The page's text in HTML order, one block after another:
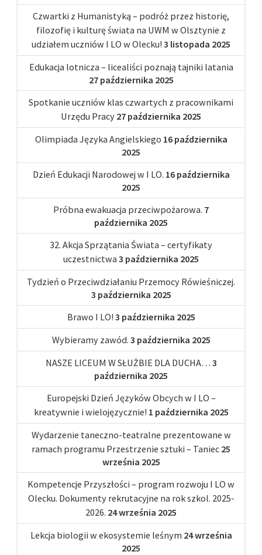
Czwartki z Humanistyką – podróż przez historię,
filozofię i kulturę świata na UWM w Olsztynie z
udziałem uczniów I LO w Olecku! 3 listopada 2025
Edukacja lotnicza – licealiści poznają tajniki latania
27 października 2025
Spotkanie uczniów klas czwartych z pracownikami
Urzędu Pracy 27 października 2025
Olimpiada Języka Angielskiego 16 października
2025
Dzień Edukacji Narodowej w I LO. 16 października
2025
Próbna ewakuacja przeciwpożarowa. 7
października 2025
32. Akcja Sprzątania Świata – certyfikaty
uczestnictwa 3 października 2025
Tydzień o Przeciwdziałaniu Przemocy Rówieśniczej.
3 października 2025
Brawo I LO! 3 października 2025
Wybieramy zawód. 3 października 2025
NASZE LICEUM W SŁUŻBIE DLA DUCHA… 3
października 2025
Europejski Dzień Języków Obcych w I LO –
kreatywnie i wielojęzycznie! 1 października 2025
Wydarzenie taneczno-teatralne prezentowane w
ramach programu Przestrzenie sztuki – Taniec 25
września 2025
Kompetencje Przyszłości – program rozwoju I LO w
Olecku. Dokumenty rekrutacyjne na rok szkol. 2025-
2026. 24 września 2025
Lekcja biologii w ekosystemie leśnym 24 września
2025